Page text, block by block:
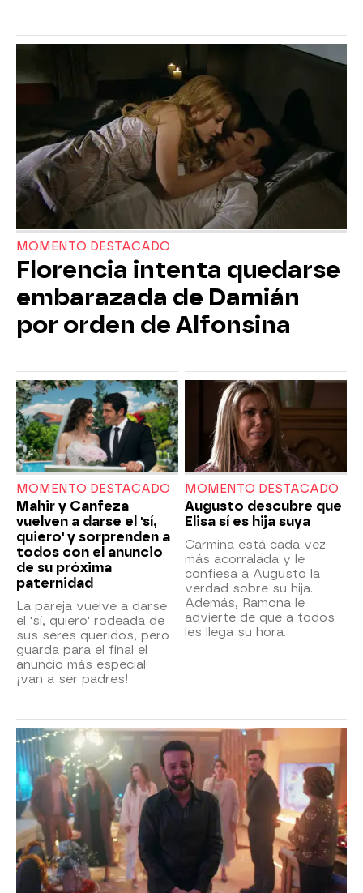
MOMENTO DESTACADO
Florencia intenta quedarse
embarazada de Damián
por orden de Alfonsina
MOMENTO DESTACADO
Mahir y Canfeza
vuelven a darse el 'sí,
quiero' y sorprenden a
todos con el anuncio
de su próxima
paternidad
La pareja vuelve a darse
el 'sí, quiero' rodeada de
sus seres queridos, pero
guarda para el final el
anuncio más especial:
¡van a ser padres!
MOMENTO DESTACADO
Augusto descubre que
Elisa sí es hija suya
Carmina está cada vez
más acorralada y le
confiesa a Augusto la
verdad sobre su hija.
Además, Ramona le
advierte de que a todos
les llega su hora.